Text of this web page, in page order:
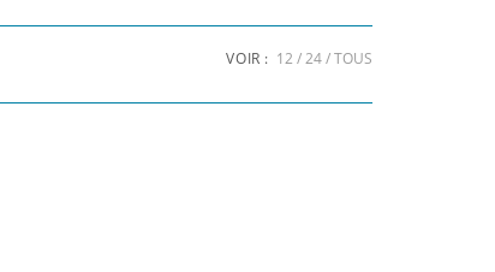
VOIR : 12 24 TOUS